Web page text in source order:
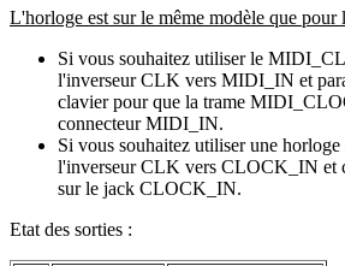
L'horloge est sur le même modèle que
Si vous souhaitez utiliser le
l'inverseur CLK vers MIDI_IN et
clavier pour que la trame
connecteur MIDI_IN.
Si vous souhaitez utiliser une
l'inverseur CLK vers CLOCK_IN et
sur le jack CLOCK_IN.
Etat des sorties :